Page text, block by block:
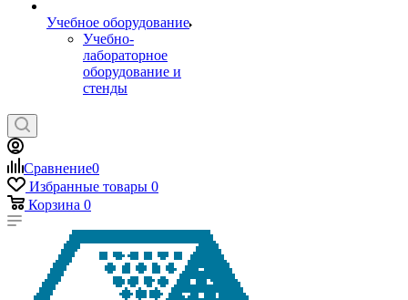
Учебное оборудование
Учебно-
лабораторное
оборудование и
стенды
Сравнение0
Избранные товары 0
Корзина 0